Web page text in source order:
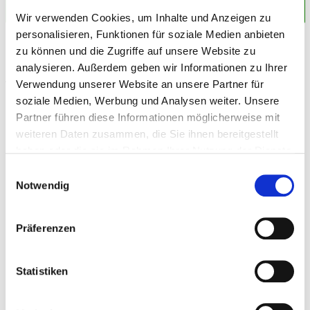
Wir verwenden Cookies, um Inhalte und Anzeigen zu
personalisieren, Funktionen für soziale Medien anbieten
zu können und die Zugriffe auf unsere Website zu
analysieren. Außerdem geben wir Informationen zu Ihrer
Verwendung unserer Website an unsere Partner für
soziale Medien, Werbung und Analysen weiter. Unsere
Partner führen diese Informationen möglicherweise mit
weiteren Daten zusammen, die Sie ihnen bereitgestellt
Notwendig
Präferenzen
Statistiken
und was nicht
Weitere Beiträge zum Thema
Pressemitteilungen
© diyanadimitrova – stock.adobe.com